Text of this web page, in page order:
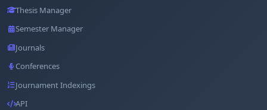
Thesis Manager
Semester Manager
Journals
Conferences
Journament Indexings
API